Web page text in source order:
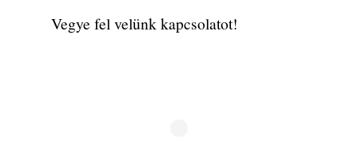
Vegye fel velünk kapcsolatot!